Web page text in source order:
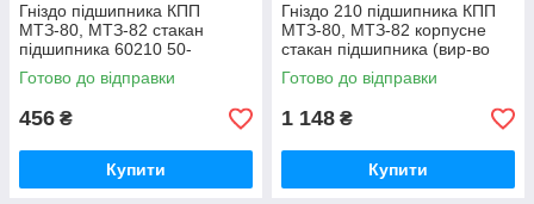
Гніздо підшипника КПП
МТЗ-80, МТЗ-82 стакан
підшипника 60210 50-
1701184 / 50-1701184-А
Готово до відправки
456 ₴
Купити
Гніздо 210 підшипника КПП
МТЗ-80, МТЗ-82 корпусне
стакан підшипника (вир-во
Білорусь) 50-1701184 / 50-
1701184-А
Готово до відправки
1 148 ₴
Купити